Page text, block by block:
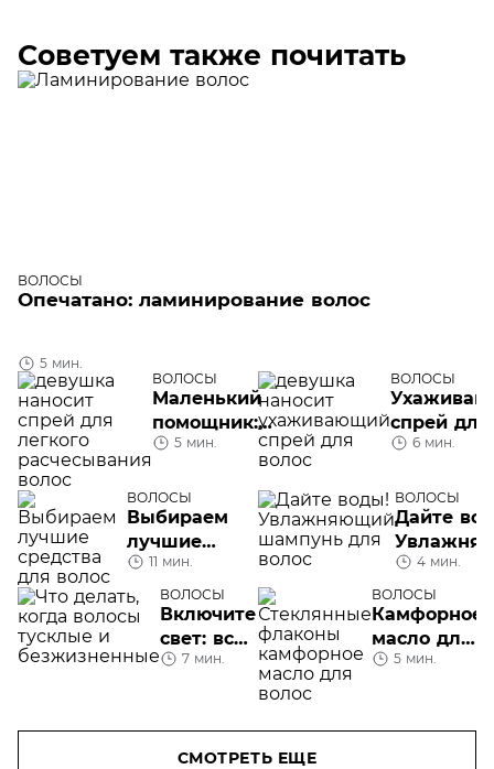
Советуем также почитать
ВОЛОСЫ
Опечатано: ламинирование волос
5 мин.
ВОЛОСЫ
Маленький
помощник:
чем хорош
легкого
расчесывания
волос
5 мин.
ВОЛОСЫ
спрей для
волос:
советы по
6 мин.
ВОЛОСЫ
Выбираем
лучшие
средства
для волос
11 мин.
ВОЛОСЫ
Дайте
шампунь
волос
4 мин.
ВОЛОСЫ
Включите
свет: все,
что надо
волосы
7 мин.
ВОЛОСЫ
Камфорное
масло для
волос
5 мин.
СМОТРЕТЬ ЕЩЕ